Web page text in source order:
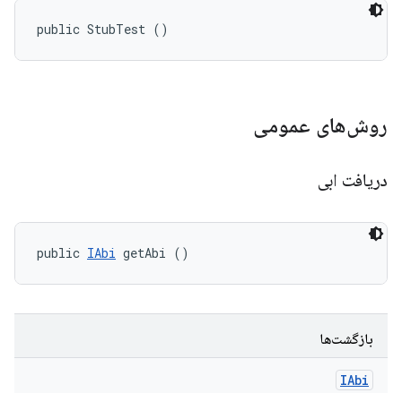
public StubTest ()
روش‌های عمومی
دریافت ابی
public IAbi getAbi ()
بازگشت‌ها
IAbi